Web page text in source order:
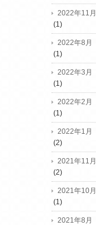
2022年11月
(1)
2022年8月
(1)
2022年3月
(1)
2022年2月
(1)
2022年1月
(2)
2021年11月
(2)
2021年10月
(1)
2021年8月